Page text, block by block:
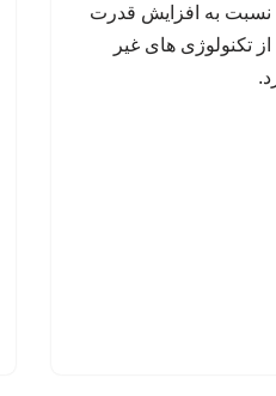
نسبت به افزایش قدرت
تکنولوژی های غیر